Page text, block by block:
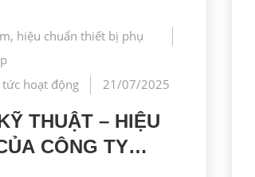
hiệu chuẩn thiết bị phụ
tức hoạt động 21/07/2025
THUẬT – HIỆU
CÔNG TY